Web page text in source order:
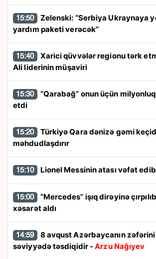
15:50
yardım paketi verəcək”
15:40
Ali liderinin müşaviri
15:30
etdi
15:20
məhdudlaşdırır
15:10 Lionel Messinin atası vəfat edib
15:00
xəsarət aldı
14:59
səviyyədə təsdiqidir -Arzu Nağıyev